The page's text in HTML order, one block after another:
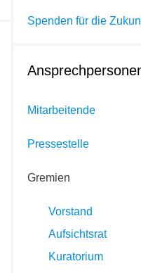
Spenden für die
Mitarbeitende
Pressestelle
Gremien
Vorstand
Aufsichtsrat
Kuratorium